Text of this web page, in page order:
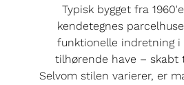
Typisk bygget fra
kendetegnes
funktionelle indretning i
tilhørende have – skabt
Selvom stilen varierer, er